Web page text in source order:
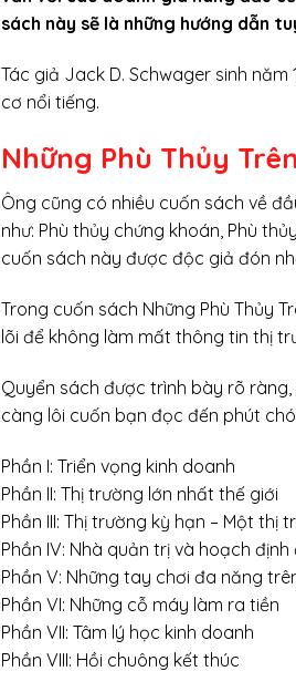
sách này sẽ là những hướng dẫn
Tác giả Jack D. Schwager sinh
cơ nổi tiếng.
Những Phù Thủy
Ông cũng có nhiều cuốn sách về
như: Phù thủy chứng khoán, Phù
cuốn sách này được độc giả đón
Trong cuốn sách Những Phù Thủy
lõi để không làm mất thông tin thị
Quyển sách được trình bày rõ
càng lôi cuốn bạn đọc đến phút
Phần I: Triển vọng kinh doanh
Phần II: Thị trường lớn nhất thế giới
Phần III: Thị trường kỳ hạn – Một thị
Phần IV: Nhà quản trị và hoạch
Phần V: Những tay chơi đa năng
Phần VI: Những cỗ máy làm ra tiền
Phần VII: Tâm lý học kinh doanh
Phần VIII: Hồi chuông kết thúc